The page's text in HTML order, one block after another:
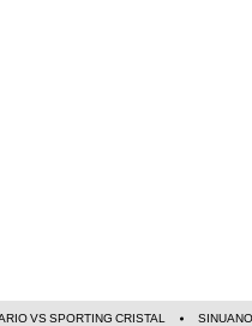
VS SPORTING CRISTAL